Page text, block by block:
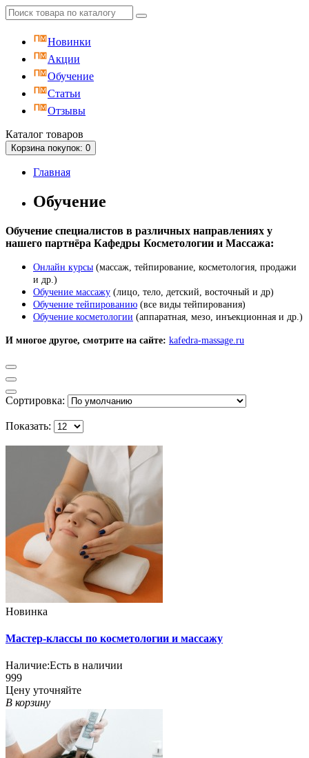
Новинки
Акции
Обучение
Статьи
Отзывы
Каталог товаров
Корзинапокупок: 0
Главная
Обучение
Обучение специалистов в различных направлениях у
нашего партнёра Кафедры Косметологии и Массажа:
Онлайн курсы (массаж, тейпирование, косметология, продажи
и др.)
Обучение массажу (лицо, тело, детский, восточный и др)
Обучение тейпированию (все виды тейпирования)
Обучение косметологии (аппаратная, мезо, инъекционная и др.)
И многое другое, смотрите на сайте: kafedra-massage.ru
Сортировка:
Показать:
Новинка
Мастер-классы по косметологии и массажу
Наличие:Есть в наличии
999
Цену уточняйте
В корзину